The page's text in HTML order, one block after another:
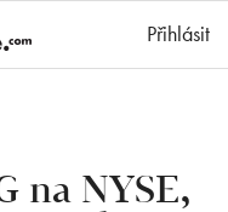
Přihlásit
na NYSE,